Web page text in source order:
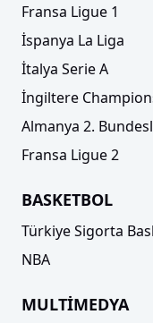
Fransa Ligue 1
İspanya La Liga
İtalya Serie A
İngiltere
Almanya 2.
Fransa Ligue 2
BASKETBOL
Türkiye Sigorta
NBA
MULTİMEDYA